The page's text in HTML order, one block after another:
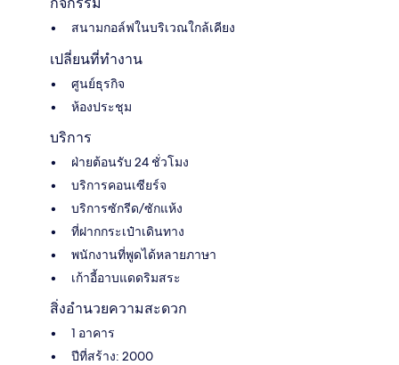
สนามกอล์ฟในบริเวณใกล้เคียง
เปลี่ยนที่ทำงาน
ศูนย์ธุรกิจ
ห้องประชุม
บริการ
ฝ่ายต้อนรับ 24 ชั่วโมง
บริการคอนเซียร์จ
บริการซักรีด/ซักแห้ง
ที่ฝากกระเป๋าเดินทาง
พนักงานที่พูดได้หลายภาษา
เก้าอี้อาบแดดริมสระ
สิ่งอำนวยความสะดวก
1 อาคาร
ปีที่สร้าง: 2000